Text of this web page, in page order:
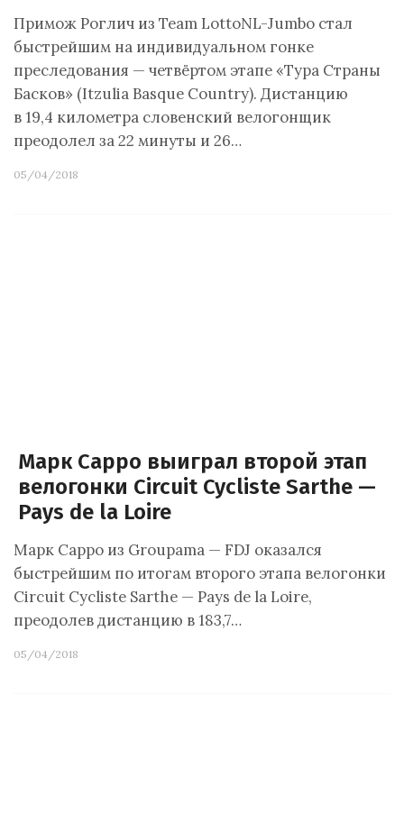
Примож Роглич из Team LottoNL-Jumbo стал
быстрейшим на индивидуальном гонке
преследования — четвёртом этапе «Тура Страны
Басков» (Itzulia Basque Country). Дистанцию
в 19,4 километра словенский велогонщик
преодолел за 22 минуты и 26…
05/04/2018
Марк Сарро выиграл второй этап
велогонки Circuit Cycliste Sarthe —
Pays de la Loire
Марк Сарро из Groupama — FDJ оказался
быстрейшим по итогам второго этапа велогонки
Circuit Cycliste Sarthe — Pays de la Loire,
преодолев дистанцию в 183,7…
05/04/2018